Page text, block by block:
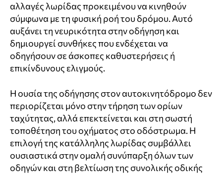
αλλαγές λωρίδας προκειμένου να κινηθούν
σύμφωνα με τη φυσική ροή του δρόμου. Αυτό
αυξάνει τη νευρικότητα στην οδήγηση και
δημιουργεί συνθήκες που ενδέχεται να
οδηγήσουν σε άσκοπες καθυστερήσεις ή
επικίνδυνους ελιγμούς.
Η ουσία της οδήγησης στον αυτοκινητόδρομο δεν
περιορίζεται μόνο στην τήρηση των ορίων
ταχύτητας, αλλά επεκτείνεται και στη σωστή
τοποθέτηση του οχήματος στο οδόστρωμα. Η
επιλογή της κατάλληλης λωρίδας συμβάλλει
ουσιαστικά στην ομαλή συνύπαρξη όλων των
οδηγών και στη βελτίωση της συνολικής οδικής